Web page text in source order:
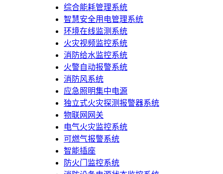
综合能耗管理系统
智慧安全用电管理系统
环境在线监测系统
火灾视频监控系统
消防给水监控系统
火警自动报警系统
消防风系统
应急照明集中电源
独立式火灾探测报警器系统
物联网网关
电气火灾监控系统
可燃气报警系统
智能插座
防火门监控系统